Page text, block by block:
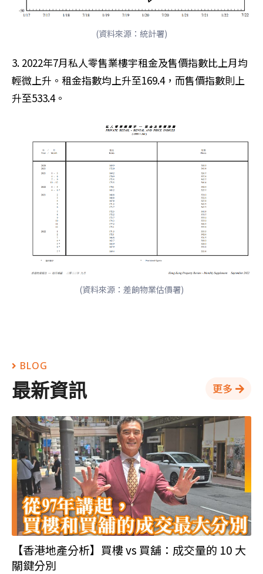
(資料來源：統計署)
3. 2022年7月私人零售業樓宇租金及售價指數比上月均
輕微上升。租金指數均上升至169.4，而售價指數則上
升至533.4。
(資料來源：差餉物業估價署)
BLOG
最新資訊 更多
【香港地產分析】買樓 vs 買舖：成交量的 10 大
關鍵分別